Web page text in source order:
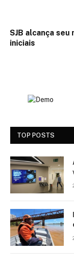
SJB alcança
iniciais
TOP POSTS